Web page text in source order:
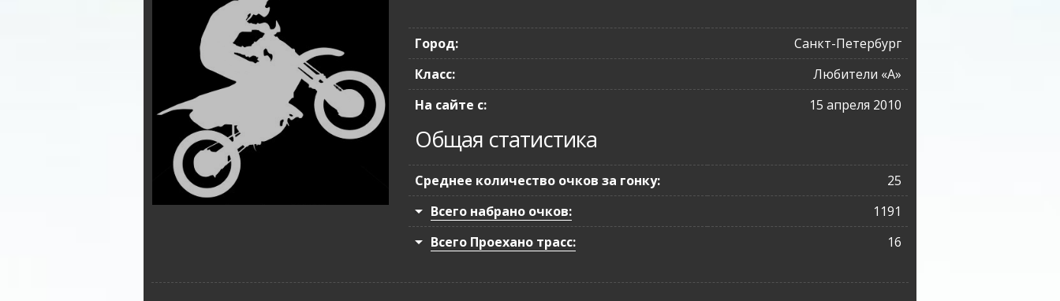
Город:
Санкт-Петербург
Класс:
Любители «A»
На сайте с:
15 апреля 2010
Общая статистика
Среднее количество очков за гонку:
25
Всего набрано очков:
1191
Всего Проехано трасс:
16